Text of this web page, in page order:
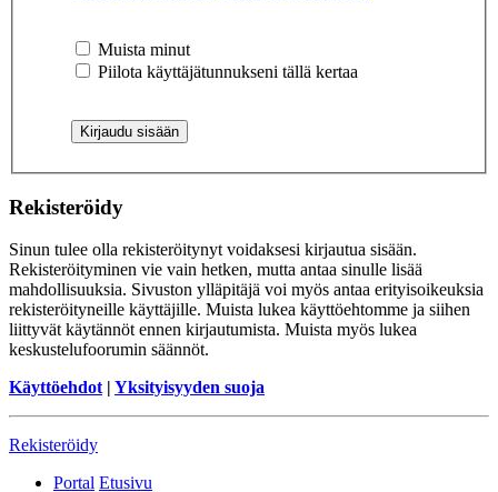
Muista minut
Piilota käyttäjätunnukseni tällä kertaa
Rekisteröidy
Sinun tulee olla rekisteröitynyt voidaksesi kirjautua sisään.
Rekisteröityminen vie vain hetken, mutta antaa sinulle lisää
mahdollisuuksia. Sivuston ylläpitäjä voi myös antaa erityisoikeuksia
rekisteröityneille käyttäjille. Muista lukea käyttöehtomme ja siihen
liittyvät käytännöt ennen kirjautumista. Muista myös lukea
keskustelufoorumin säännöt.
Käyttöehdot | Yksityisyyden suoja
Rekisteröidy
Portal Etusivu